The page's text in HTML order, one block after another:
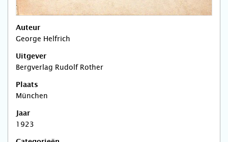
Auteur
George Helfrich
Uitgever
Bergverlag Rudolf Rother
Plaats
München
Jaar
1923